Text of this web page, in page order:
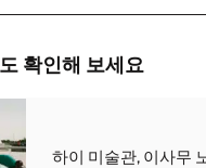
확인해 보세요
하이 미술관, 이사무